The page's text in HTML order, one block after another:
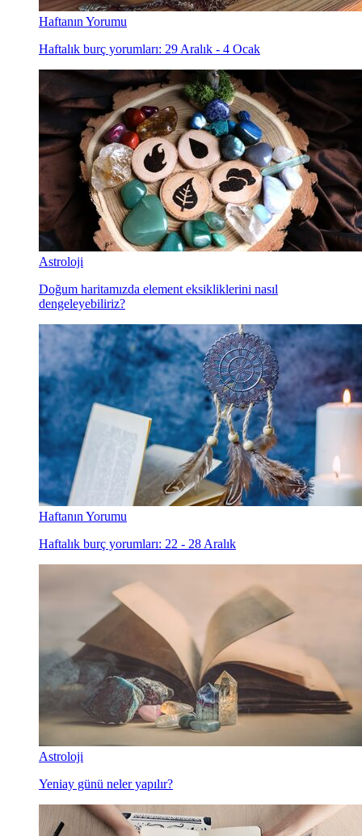
Haftanın Yorumu
Haftalık burç yorumları: 29 Aralık - 4 Ocak
Astroloji
Doğum haritamızda element eksikliklerini nasıl
dengeleyebiliriz?
Haftanın Yorumu
Haftalık burç yorumları: 22 - 28 Aralık
Astroloji
Yeniay günü neler yapılır?